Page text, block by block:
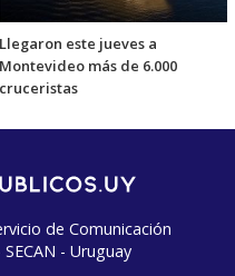
Llegaron este jueves a
Montevideo más de 6.000
cruceristas
de Comunicación
- Uruguay